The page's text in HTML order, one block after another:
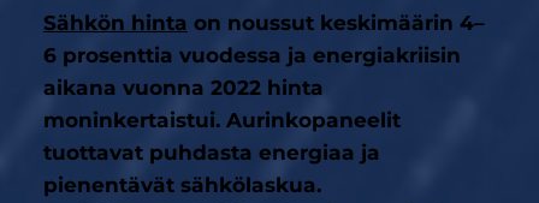
Sähkön hinta on noussut keskimäärin 4–
6 prosenttia vuodessa ja energiakriisin
aikana vuonna 2022 hinta
moninkertaistui. Aurinkopaneelit
tuottavat puhdasta energiaa ja
pienentävät sähkölaskua.